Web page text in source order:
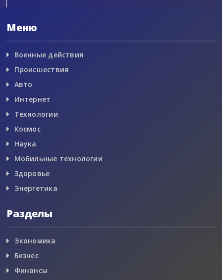
Меню
Военные действия
Происшествия
Авто
Интернет
Технологии
Космос
Наука
Мобильные технологии
Здоровье
Энергетика
Разделы
Экономика
Бизнес
Финансы